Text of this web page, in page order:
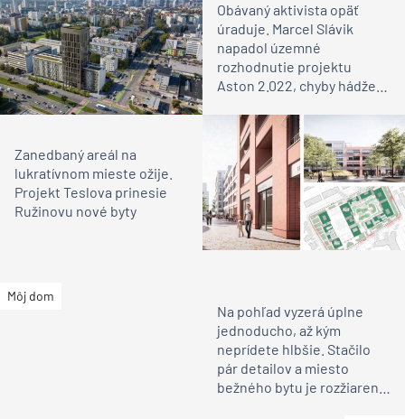
Obávaný aktivista opäť
úraduje. Marcel Slávik
napadol územné
rozhodnutie projektu
Aston 2.022, chyby hádže
Zanedbaný areál na
lukratívnom mieste ožije.
Projekt Teslova prinesie
Ružinovu nové byty
Môj dom
Na pohľad vyzerá úplne
jednoducho, až kým
neprídete hlbšie. Stačilo
pár detailov a miesto
bežného bytu je rozžiarené